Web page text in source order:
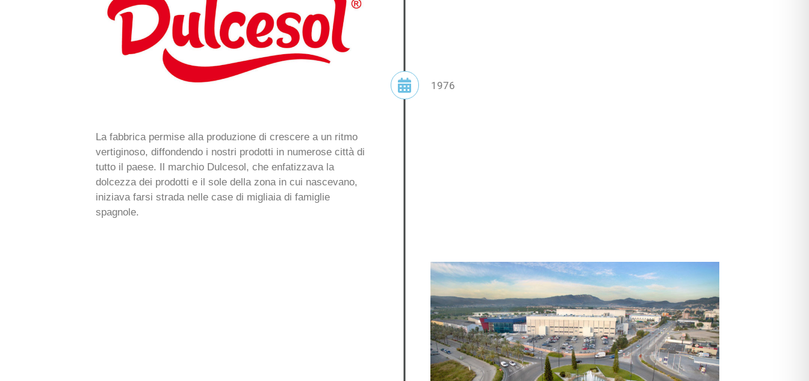
1976
La fabbrica permise alla produzione di crescere a un ritmo
vertiginoso, diffondendo i nostri prodotti in numerose città di
tutto il paese. Il marchio Dulcesol, che enfatizzava la
dolcezza dei prodotti e il sole della zona in cui nascevano,
iniziava farsi strada nelle case di migliaia di famiglie
spagnole.